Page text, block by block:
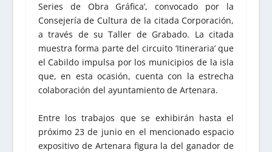
Series de Obra Gráfica’, convocado por la
Consejería de Cultura de la citada Corporación,
a través de su Taller de Grabado. La citada
muestra forma parte del circuito ‘Itineraria’ que
el Cabildo impulsa por los municipios de la isla
que, en esta ocasión, cuenta con la estrecha
colaboración del ayuntamiento de Artenara.
Entre los trabajos que se exhibirán hasta el
próximo 23 de junio en el mencionado espacio
expositivo de Artenara figura la del ganador de